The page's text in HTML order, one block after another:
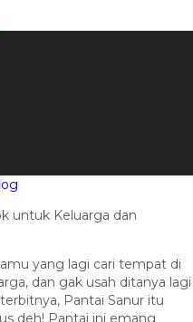
untuk
Terbit
untuk Keluarga dan
yang lagi cari tempat di
dan gak usah ditanya lagi
Pantai Sanur itu
deh! Pantai ini emang